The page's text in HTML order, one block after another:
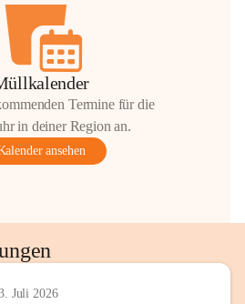
Termine für die
in deiner Region an.
ansehen
Juli 2026